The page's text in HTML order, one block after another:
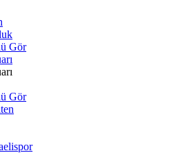
Gör
Gör